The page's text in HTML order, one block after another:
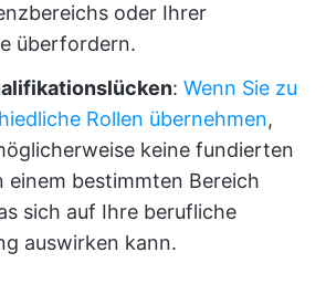
oder Ihrer
überfordern.
: Wenn Sie zu
Rollen übernehmen,
keine fundierten
einem bestimmten Bereich
sich auf Ihre berufliche
auswirken kann.